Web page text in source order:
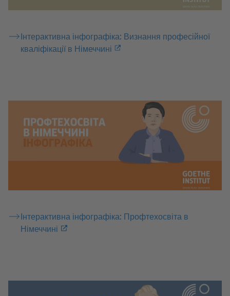
Інтерактивна інфографіка: Визнання професійної
кваліфікації в Німеччині
Інтерактивна інфографіка: Профтехосвіта в
Німеччині